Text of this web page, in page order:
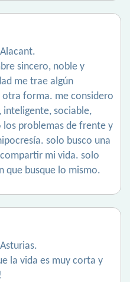
sincero, noble y
me trae algún
otra forma. me considero
sociable,
problemas de frente y
solo busco una
mi vida. solo
que busque lo mismo.
la vida es muy corta y